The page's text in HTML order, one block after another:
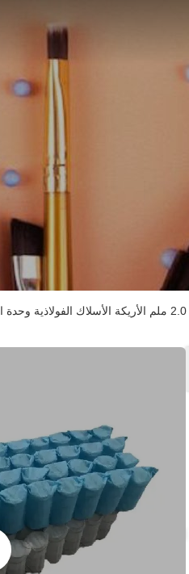
2.0 ملم الأريكة الأسلاك الفولاذية وحدة الربيع الجيب مع ارتفاع مخصص و 4-7 الدوران